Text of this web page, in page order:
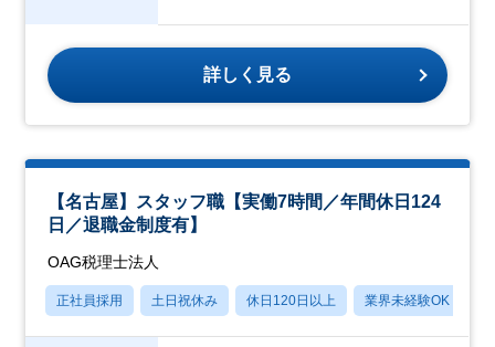
詳しく見る
【名古屋】スタッフ職【実働7時間／年間休日124
日／退職金制度有】
OAG税理士法人
正社員採用 土日祝休み 休日120日以上 業界未経験OK